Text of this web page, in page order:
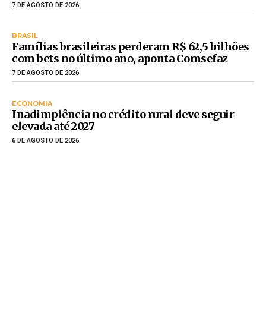
7 DE AGOSTO DE 2026
BRASIL
Famílias brasileiras perderam R$ 62,5 bilhões
com bets no último ano, aponta Comsefaz
7 DE AGOSTO DE 2026
ECONOMIA
Inadimplência no crédito rural deve seguir
elevada até 2027
6 DE AGOSTO DE 2026